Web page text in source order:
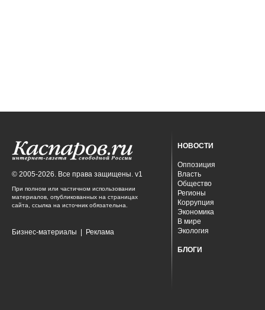
© 2005-2026. Все права защищены. v1
При полном или частичном использовании
материалов, опубликованных на страницах
сайта, ссылка на источник обязательна.
Бизнес-материалы Реклама
НОВОСТИ
Оппозиция
Власть
Общество
Регионы
Коррупция
Экономика
В мире
Экология
БЛОГИ